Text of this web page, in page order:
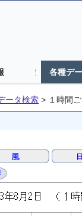
各種デ
ータ検索 > １時間